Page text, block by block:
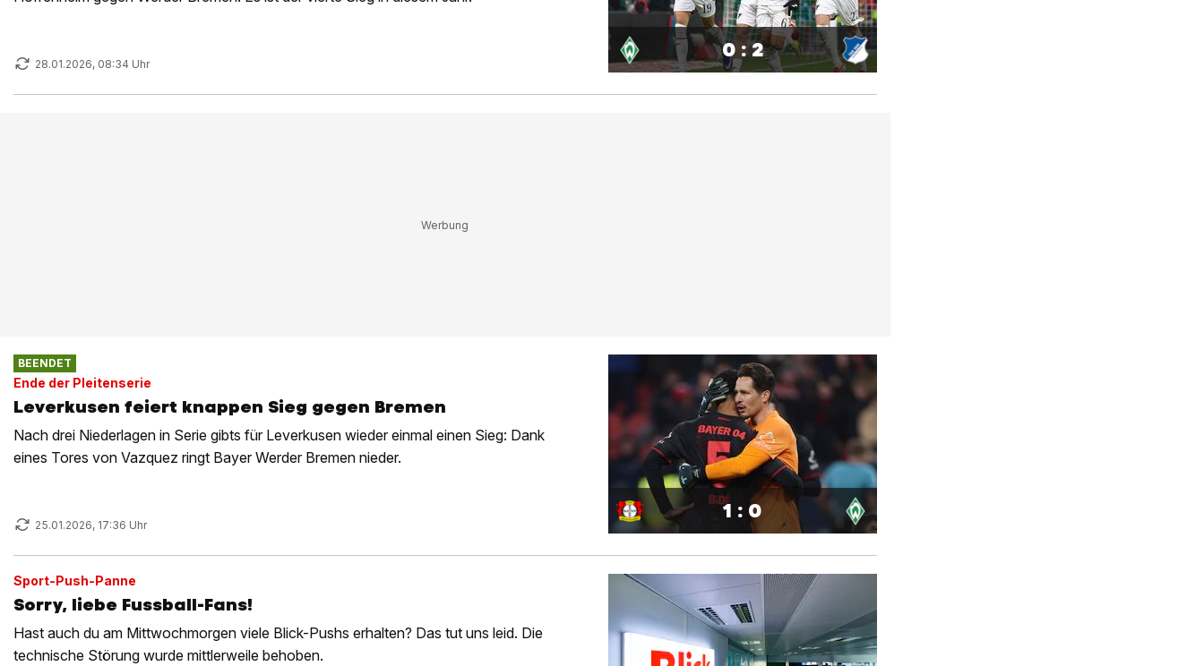
28.01.2026, 08:34 Uhr
0 : 2
BEENDET
Ende der Pleitenserie
Leverkusen feiert knappen Sieg gegen Bremen
Nach drei Niederlagen in Serie gibts für Leverkusen wieder einmal einen Sieg: Dank
eines Tores von Vazquez ringt Bayer Werder Bremen nieder.
25.01.2026, 17:36 Uhr
1 : 0
Sport-Push-Panne
Sorry, liebe Fussball-Fans!
Hast auch du am Mittwochmorgen viele Blick-Pushs erhalten? Das tut uns leid. Die
technische Störung wurde mittlerweile behoben.